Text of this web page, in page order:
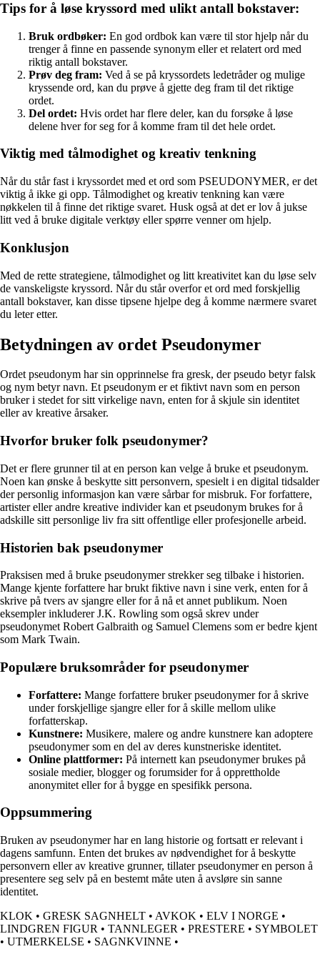
Tips for å løse kryssord med ulikt antall bokstaver:
Bruk ordbøker: En god ordbok kan være til stor hjelp når du
trenger å finne en passende synonym eller et relatert ord med
riktig antall bokstaver.
Prøv deg fram: Ved å se på kryssordets ledetråder og mulige
kryssende ord, kan du prøve å gjette deg fram til det riktige
ordet.
Del ordet: Hvis ordet har flere deler, kan du forsøke å løse
delene hver for seg for å komme fram til det hele ordet.
Viktig med tålmodighet og kreativ tenkning
Når du står fast i kryssordet med et ord som PSEUDONYMER, er det
viktig å ikke gi opp. Tålmodighet og kreativ tenkning kan være
nøkkelen til å finne det riktige svaret. Husk også at det er lov å jukse
litt ved å bruke digitale verktøy eller spørre venner om hjelp.
Konklusjon
Med de rette strategiene, tålmodighet og litt kreativitet kan du løse selv
de vanskeligste kryssord. Når du står overfor et ord med forskjellig
antall bokstaver, kan disse tipsene hjelpe deg å komme nærmere svaret
du leter etter.
Betydningen av ordet Pseudonymer
Ordet pseudonym har sin opprinnelse fra gresk, der pseudo betyr falsk
og nym betyr navn. Et pseudonym er et fiktivt navn som en person
bruker i stedet for sitt virkelige navn, enten for å skjule sin identitet
eller av kreative årsaker.
Hvorfor bruker folk pseudonymer?
Det er flere grunner til at en person kan velge å bruke et pseudonym.
Noen kan ønske å beskytte sitt personvern, spesielt i en digital tidsalder
der personlig informasjon kan være sårbar for misbruk. For forfattere,
artister eller andre kreative individer kan et pseudonym brukes for å
adskille sitt personlige liv fra sitt offentlige eller profesjonelle arbeid.
Historien bak pseudonymer
Praksisen med å bruke pseudonymer strekker seg tilbake i historien.
Mange kjente forfattere har brukt fiktive navn i sine verk, enten for å
skrive på tvers av sjangre eller for å nå et annet publikum. Noen
eksempler inkluderer J.K. Rowling som også skrev under
pseudonymet Robert Galbraith og Samuel Clemens som er bedre kjent
som Mark Twain.
Populære bruksområder for pseudonymer
Forfattere: Mange forfattere bruker pseudonymer for å skrive
under forskjellige sjangre eller for å skille mellom ulike
forfatterskap.
Kunstnere: Musikere, malere og andre kunstnere kan adoptere
pseudonymer som en del av deres kunstneriske identitet.
Online plattformer: På internett kan pseudonymer brukes på
sosiale medier, blogger og forumsider for å opprettholde
anonymitet eller for å bygge en spesifikk persona.
Oppsummering
Bruken av pseudonymer har en lang historie og fortsatt er relevant i
dagens samfunn. Enten det brukes av nødvendighet for å beskytte
personvern eller av kreative grunner, tillater pseudonymer en person å
presentere seg selv på en bestemt måte uten å avsløre sin sanne
identitet.
KLOK • GRESK SAGNHELT • AVKOK • ELV I NORGE •
LINDGREN FIGUR • TANNLEGER • PRESTERE • SYMBOLET
• UTMERKELSE • SAGNKVINNE •